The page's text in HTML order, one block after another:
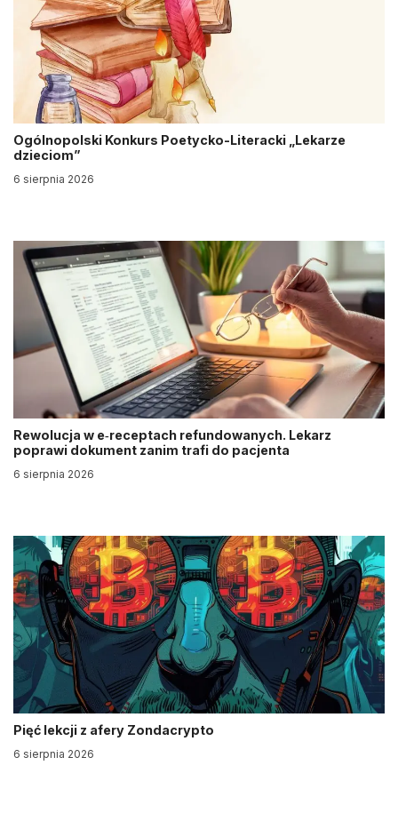
Ogólnopolski Konkurs Poetycko-Literacki „Lekarze
dzieciom”
6 sierpnia 2026
Rewolucja w e‑receptach refundowanych. Lekarz
poprawi dokument zanim trafi do pacjenta
6 sierpnia 2026
Pięć lekcji z afery Zondacrypto
6 sierpnia 2026